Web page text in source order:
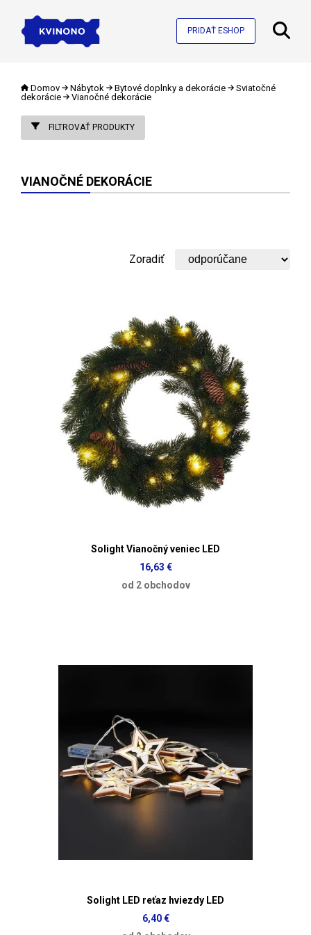
PRIDAŤ ESHOP
Domov Nábytok Bytové doplnky a dekorácie
Sviatočné
dekorácie
Vianočné dekorácie
FILTROVAŤ PRODUKTY
VIANOČNÉ DEKORÁCIE
Zoradiť
Solight Vianočný veniec LED
16,63 €
od 2 obchodov
Solight LED reťaz hviezdy LED
6,40 €